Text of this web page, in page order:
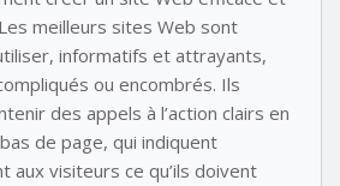
meilleurs sites Web sont
informatifs et attrayants,
ou encombrés. Ils
des appels à l’action clairs en
de page, qui indiquent
aux visiteurs ce qu’ils doivent